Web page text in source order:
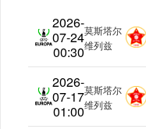
2026-
07-24
00:30
欧协联
莫斯塔尔
维列兹
2026-
07-17
01:00
欧协联
莫斯塔尔
维列兹